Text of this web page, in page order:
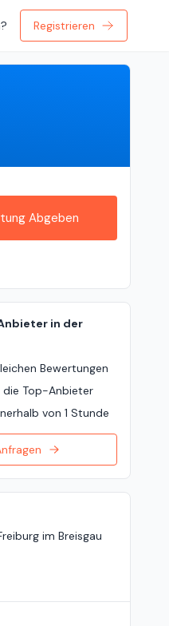
Registrieren
Abgeben
in der
Bewertungen
die Top-Anbieter
von 1 Stunde
im Breisgau